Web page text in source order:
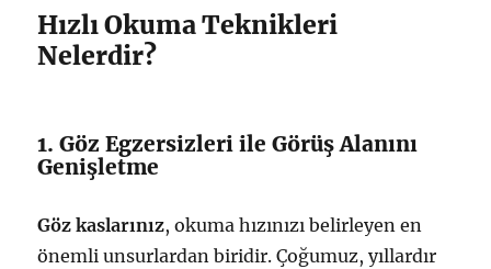
Hızlı Okuma Teknikleri
Nelerdir?
1. Göz Egzersizleri ile Görüş Alanını
Genişletme
Göz kaslarınız, okuma hızınızı belirleyen en
önemli unsurlardan biridir. Çoğumuz, yıllardır